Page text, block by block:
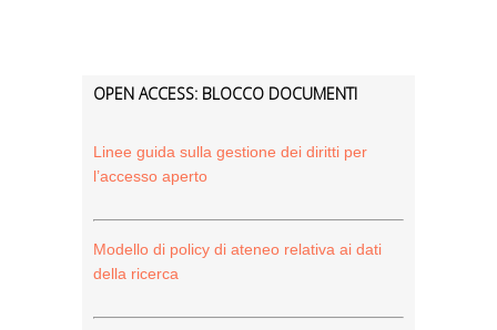
OPEN ACCESS: BLOCCO DOCUMENTI
Linee guida sulla gestione dei diritti per
l’accesso aperto
Modello di policy di ateneo relativa ai dati
della ricerca